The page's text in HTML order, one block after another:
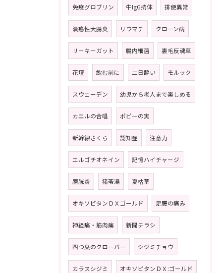
免疫グロブリン 牛IgG抗体 排便異常
潰瘍性大腸炎 リウマチ クローン病
リーキーガット 腸内細菌 裏毛反魂草
花壇 飲む前に 二日酔い モルック
スウェーデン 幼児から老人まで楽しめる
カエルの合唱 ポピーの実
新幹線さくら 認知症 注意力
エルゴチオネイン 記憶ハイチャージ
膀胱炎 猪苓湯 夏枯草
オキソピタンＤＸゴールド 足腰の痛み
神経痛・筋肉痛 新聞チラシ
四つ葉のクローバー シジミチョウ
カラスシジミ オキソピタンＤＸ:ゴールド